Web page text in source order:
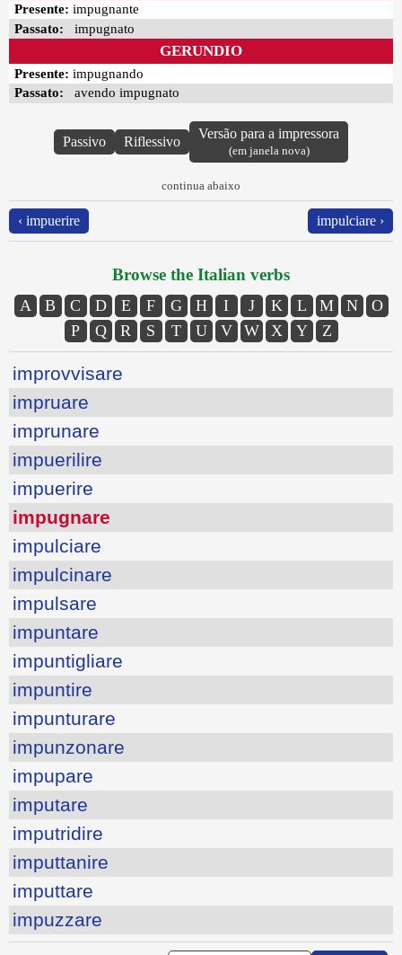
Presente: impugnante
Passato: impugnato
GERUNDIO
Presente: impugnando
Passato: avendo impugnato
Passivo Riflessivo
Versão para a impressora
(em janela nova)
continua abaixo
‹ impuerire impulciare ›
Browse the Italian verbs
A B C D E F G H I J K L M N
O
P
Q R S T U V W X Y Z
improvvisare
impruare
imprunare
impuerilire
impuerire
impugnare
impulciare
impulcinare
impulsare
impuntare
impuntigliare
impuntire
impunturare
impunzonare
impupare
imputare
imputridire
imputtanire
imputtare
impuzzare